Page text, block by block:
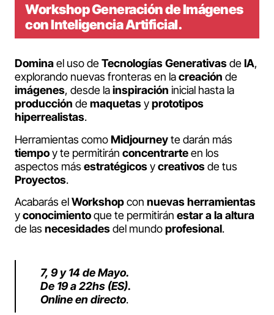
Workshop Generación de Imágenes
con Inteligencia Artificial.
Dominael uso deTecnologíasGenerativasdeIA,
explorando nuevas fronteras en lacreación de
imágenes, desde lainspiración inicial hasta la
producción demaquetasyprototipos
hiperrealistas.
Herramientas comoMidjourneyte darán más
tiempoy te permitirán concentrarteen los
aspectos más estratégicosycreativosde tus
Proyectos.
Acabarás elWorkshopcon nuevas herramientas
yconocimientoque te permitirán estar a la altura
de las necesidadesdel mundoprofesional.
7, 9 y 14 de Mayo.
De 19 a 22hs (ES).
Online en directo.